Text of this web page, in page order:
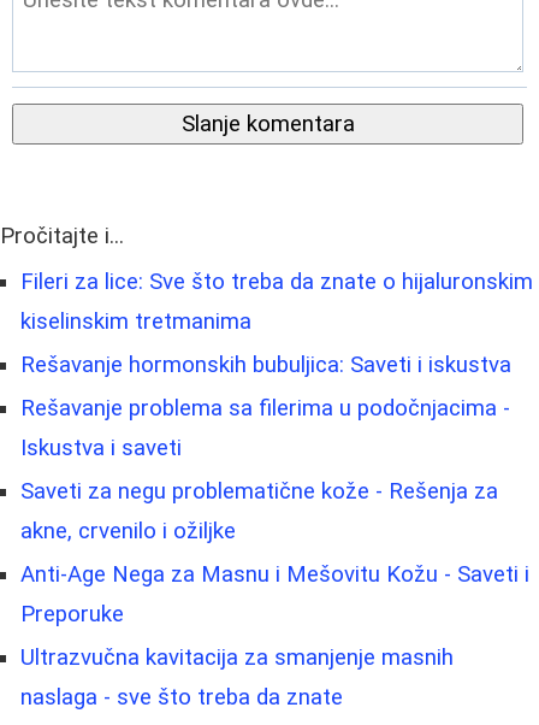
Slanje komentara
Pročitajte i...
Fileri za lice: Sve što treba da znate o hijaluronskim
kiselinskim tretmanima
Rešavanje hormonskih bubuljica: Saveti i iskustva
Rešavanje problema sa filerima u podočnjacima -
Iskustva i saveti
Saveti za negu problematične kože - Rešenja za
akne, crvenilo i ožiljke
Anti-Age Nega za Masnu i Mešovitu Kožu - Saveti i
Preporuke
Ultrazvučna kavitacija za smanjenje masnih
naslaga - sve što treba da znate